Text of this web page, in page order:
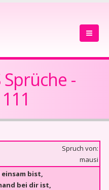
Sprüche -
Spruch von:
mausi
bist,
bei dir ist,